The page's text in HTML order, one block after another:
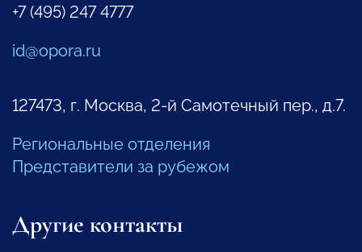
+7 (495) 247 4777
id@opora.ru
127473, г. Москва, 2-й Самотечный пер., д.7.
Региональные отделения
Представители за рубежом
Другие контакты